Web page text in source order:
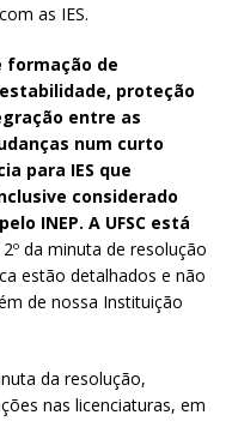
as IES.
formação de
proteção
entre as
num curto
para IES que
considerado
INEP. A UFSC está
da minuta de resolução
estão detalhados e não
de nossa Instituição
da resolução,
nas licenciaturas, em